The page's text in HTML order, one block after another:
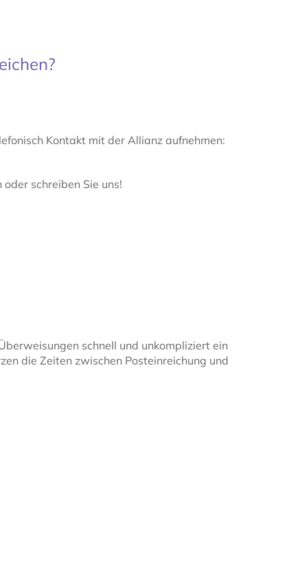
Kontakt mit der Allianz aufnehmen:
oder schreiben Sie uns!
schnell und unkompliziert ein
die Zeiten zwischen Posteinreichung und